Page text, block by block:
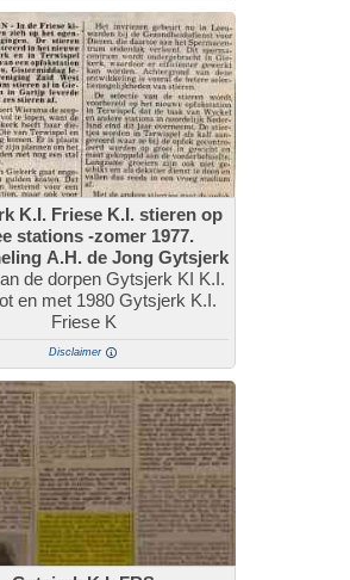
K.I. Friese K.I. stieren op
stations -zomer 1977.
A.H. de Jong Gytsjerk
de dorpen Gytsjerk KI K.I.
en met 1980 Gytsjerk K.I.
Friese K
Disclaimer